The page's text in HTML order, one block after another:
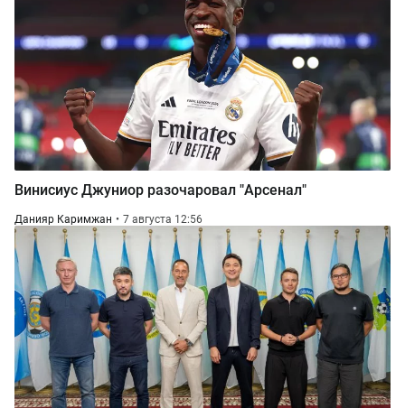
Винисиус Джуниор разочаровал "Арсенал"
Данияр Каримжан 7 августа 12:56